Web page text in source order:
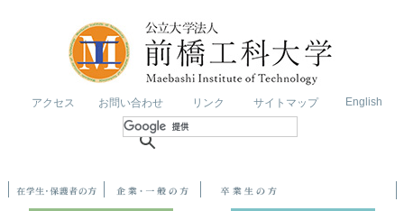
アクセス お問い合わせ リンク サイトマップ English